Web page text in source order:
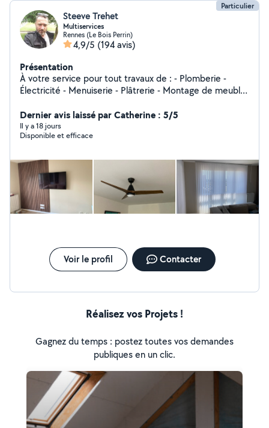
Particulier
Steeve Trehet
Multiservices
Rennes (Le Bois Perrin)
4,9/5 (194 avis)
Présentation
À votre service pour tout travaux de : - Plomberie -
Électricité - Menuiserie - Plâtrerie - Montage de meuble
étagères, etc - Coaching Bricolage Pour toute
demande, n'hésitez pas à me solliciter. Intervention
uniquement sur Rennes, Cesson, Chantepie, Saint
permet pas de répondre à des messages de
demandeurs situés à plus de 5 km du centre de Rennes.
Dernier avis laissé par Catherine : 5/5
Il y a 18 jours
Disponible et efficace
Voir le profil Contacter
Réalisez vos Projets !
Gagnez du temps : postez toutes vos demandes
publiques en un clic.